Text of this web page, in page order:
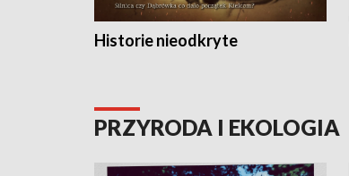
Historie nieodkryte
PRZYRODA I EKOLOGIA